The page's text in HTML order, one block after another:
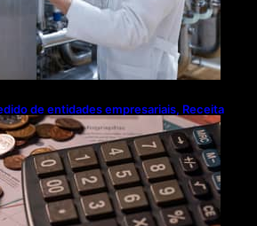
de entidades empresariais, Receita
regras da Reforma Tributária